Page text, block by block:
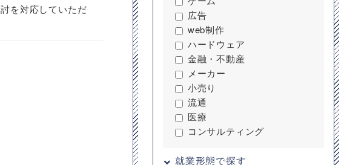
を対応していただ
広告
web制作
ハードウェア
金融・不動産
メーカー
小売り
流通
医療
コンサルティング
就業形態で探す